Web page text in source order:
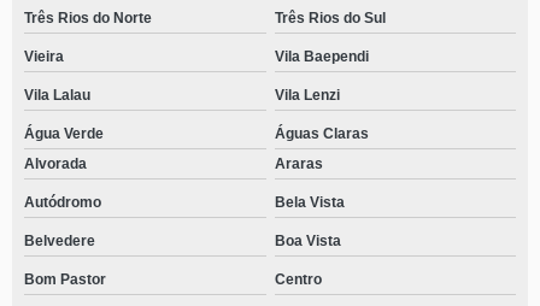
Três Rios do Norte Três Rios do Sul
Vieira Vila Baependi
Vila Lalau Vila Lenzi
Água Verde
Águas Claras
Alvorada
Araras
Autódromo Bela Vista
Belvedere Boa Vista
Bom Pastor Centro